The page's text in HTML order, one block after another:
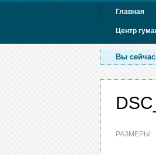
Главная
Центр
Вы
РАЗМЕРЫ: